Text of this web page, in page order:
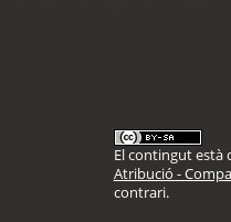
El contingut està
Atribució -
contrari.